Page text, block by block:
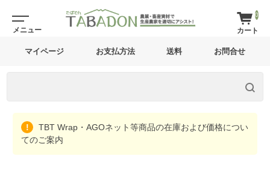
0
マイページ お支払方法 送料 お問合せ
TBT Wrap・AGOネット等商品の在庫および価格につい
てのご案内